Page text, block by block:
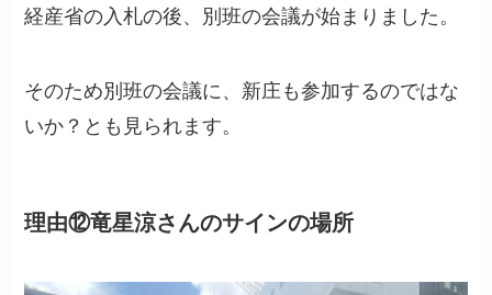
経産省の入札の後、別班の会議が始まりました。
そのため別班の会議に、新庄も参加するのではな
いか？とも見られます。
理由⑫竜星涼さんのサインの場所